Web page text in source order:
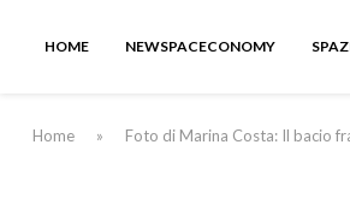
HOME NEWSPACECONOMY
Home » Foto di Marina Costa: Il bacio